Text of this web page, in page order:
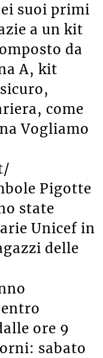
suoi primi
a un kit
da
A, kit
come
Vogliamo
Pigotte
state
Unicef in
delle
ore 9
sabato